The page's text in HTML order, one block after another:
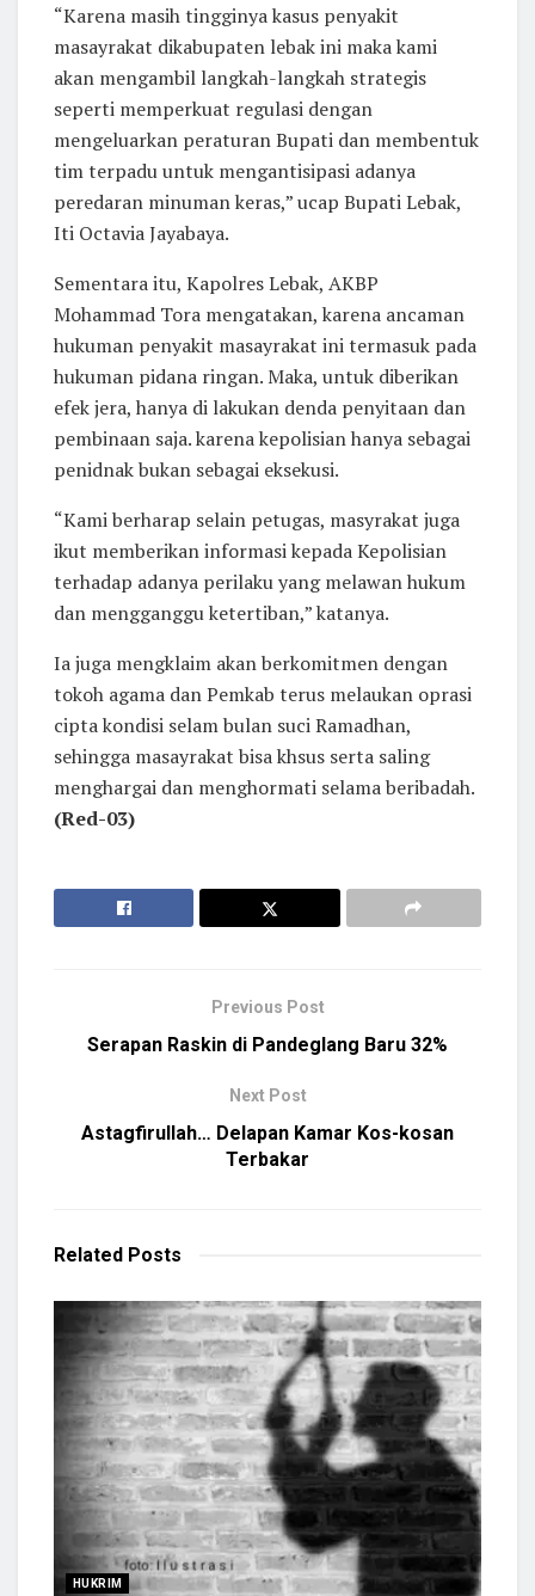
“Karena masih tingginya kasus penyakit
masayrakat dikabupaten lebak ini maka kami
akan mengambil langkah-langkah strategis
seperti memperkuat regulasi dengan
mengeluarkan peraturan Bupati dan membentuk
tim terpadu untuk mengantisipasi adanya
peredaran minuman keras,” ucap Bupati Lebak,
Iti Octavia Jayabaya.
Sementara itu, Kapolres Lebak, AKBP
Mohammad Tora mengatakan, karena ancaman
hukuman penyakit masayrakat ini termasuk pada
hukuman pidana ringan. Maka, untuk diberikan
efek jera, hanya di lakukan denda penyitaan dan
pembinaan saja. karena kepolisian hanya sebagai
penidnak bukan sebagai eksekusi.
“Kami berharap selain petugas, masyrakat juga
ikut memberikan informasi kepada Kepolisian
terhadap adanya perilaku yang melawan hukum
dan mengganggu ketertiban,” katanya.
Ia juga mengklaim akan berkomitmen dengan
tokoh agama dan Pemkab terus melaukan oprasi
cipta kondisi selam bulan suci Ramadhan,
sehingga masayrakat bisa khsus serta saling
menghargai dan menghormati selama beribadah.
(Red-03)
Previous Post
Serapan Raskin di Pandeglang Baru 32%
Next Post
Astagfirullah… Delapan Kamar Kos-kosan
Terbakar
Related Posts
HUKRIM